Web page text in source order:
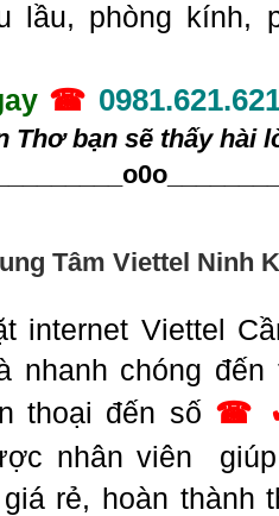
lầu, phòng kính,
☎
Thơbạn sẽ thấy hài
Tâm Viettel Ninh
internet Viettel
nhanh chóng đến
thoại đến số ☎
nhân viên
rẻ, hoàn thành